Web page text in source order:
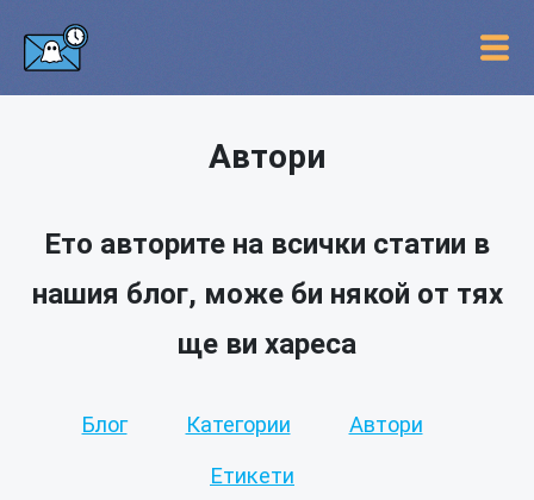
Автори
Ето авторите на всички статии в
нашия блог, може би някой от тях
ще ви хареса
Блог Категории Автори
Етикети